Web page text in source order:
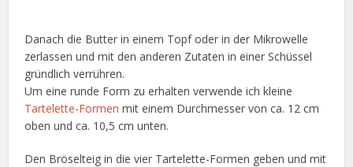
Danach die Butter in einem Topf oder in der Mikrowelle
zerlassen und mit den anderen Zutaten in einer Schüssel
gründlich verrühren.
Um eine runde Form zu erhalten verwende ich kleine
Tartelette-Formen mit einem Durchmesser von ca. 12 cm
oben und ca. 10,5 cm unten.
Den Bröselteig in die vier Tartelette-Formen geben und mit